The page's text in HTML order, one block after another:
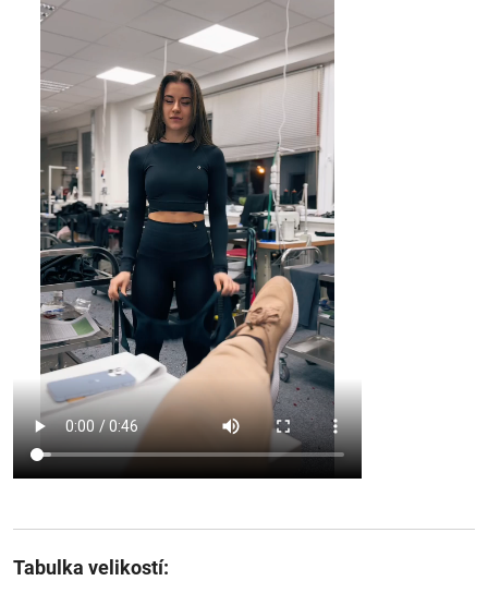
Tabulka velikostí: